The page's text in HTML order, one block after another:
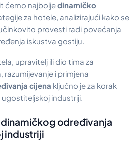
ćemo najboljedinamičko
za hotele, analizirajući kako se
provesti radi povećanja
iskustva gostiju.
upravitelj ili dio tima za
razumijevanje i primjena
cijena ključno je za korak
industriji.
dinamičkog određivanja
industriji